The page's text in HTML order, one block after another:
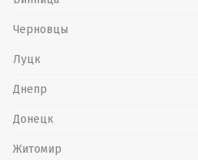
Черновцы
Луцк
Днепр
Донецк
Житомир